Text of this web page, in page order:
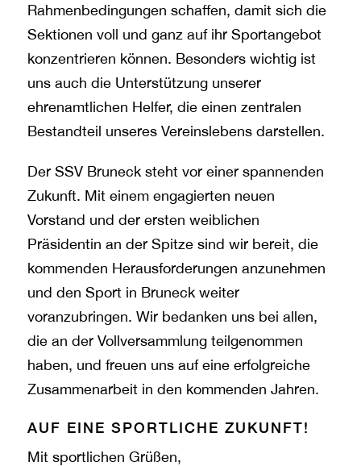
Rahmenbedingungen schaffen, damit sich die
Sektionen voll und ganz auf ihr Sportangebot
konzentrieren können. Besonders wichtig ist
uns auch die Unterstützung unserer
ehrenamtlichen Helfer, die einen zentralen
Bestandteil unseres Vereinslebens darstellen.
Der SSV Bruneck steht vor einer spannenden
Zukunft. Mit einem engagierten neuen
Vorstand und der ersten weiblichen
Präsidentin an der Spitze sind wir bereit, die
kommenden Herausforderungen anzunehmen
und den Sport in Bruneck weiter
voranzubringen. Wir bedanken uns bei allen,
die an der Vollversammlung teilgenommen
haben, und freuen uns auf eine erfolgreiche
Zusammenarbeit in den kommenden Jahren.
AUF EINE SPORTLICHE ZUKUNFT!
Mit sportlichen Grüßen,